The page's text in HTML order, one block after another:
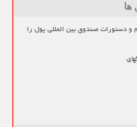
ها
و دستورات صندوق بین المللی پول را